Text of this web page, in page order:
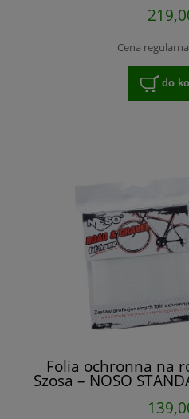
Cena
do
Folia ochronna na
Szosa – NOSO
cały